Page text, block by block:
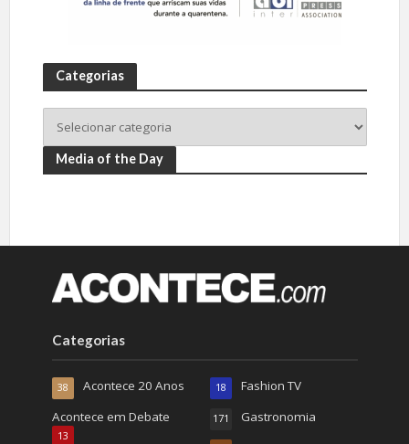
Categorias
Media of the Day
Categorias
Acontece 20 Anos
38
Acontece em Debate
13
Fashion TV
18
Gastronomia
171